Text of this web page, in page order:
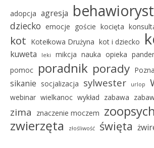
adopcja agresja
dziecko emocje goście kocięta
kot Kotełkowa Drużyna kot i dziecko
kuweta
leki mikcja nauka opieka
pomoc poradnik porady
sikanie socjalizacja sylwester urlop
webinar wielkanoc wykład zabawa
zima znaczenie moczem
zwierzęta
złośliwość święta